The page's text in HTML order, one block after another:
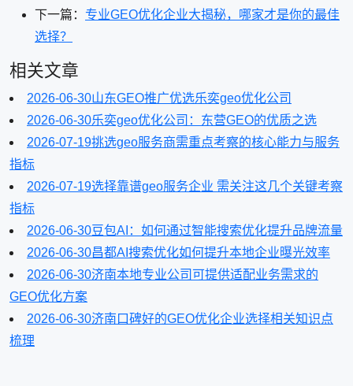
下一篇： 专业GEO优化企业大揭秘，哪家才是你的最佳
选择？
相关文章
2026-06-30山东GEO推广优选乐奕geo优化公司
2026-06-30乐奕geo优化公司：东营GEO的优质之选
2026-07-19挑选geo服务商需重点考察的核心能力与服务
指标
2026-07-19选择靠谱geo服务企业 需关注这几个关键考察
指标
2026-06-30豆包AI：如何通过智能搜索优化提升品牌流量
2026-06-30昌都AI搜索优化如何提升本地企业曝光效率
2026-06-30济南本地专业公司可提供适配业务需求的
GEO优化方案
2026-06-30济南口碑好的GEO优化企业选择相关知识点
梳理